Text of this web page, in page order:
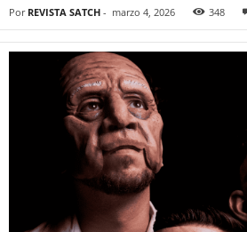
Por REVISTA SATCH - marzo 4, 2026 348